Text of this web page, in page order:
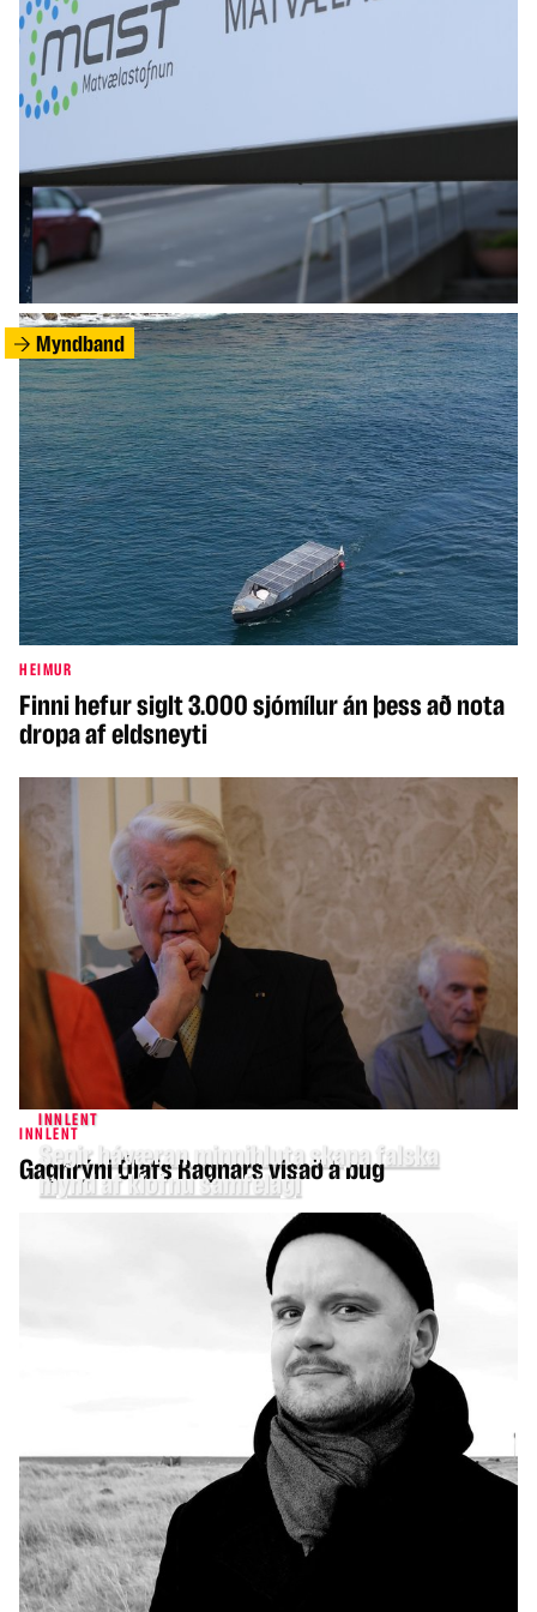
HEIMUR
Eldri kona kveikti í íbúð sinni þegar átti að
bera hana út
Myndband
HEIMUR
Finni hefur siglt 3.000 sjómílur án þess að nota
dropa af eldsneyti
INNLENT
Gagnrýni Ólafs Ragnars vísað á bug
INNLENT
Segir háværan minnihluta skapa falska
mynd af klofnu samfélagi
INNLENT